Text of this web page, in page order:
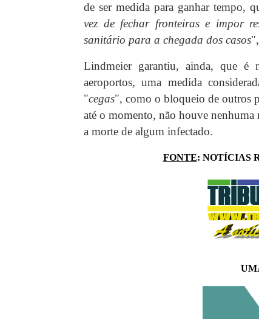
de ser medida para ganhar tempo,
vez de fechar fronteiras e impor
sanitário para a chegada dos casos
Lindmeier garantiu, ainda, que é
aeroportos, uma medida
"cegas", como o bloqueio de outros
até o momento, não houve nenhuma
a morte de algum infectado.
FONTE: NOTÍCIAS